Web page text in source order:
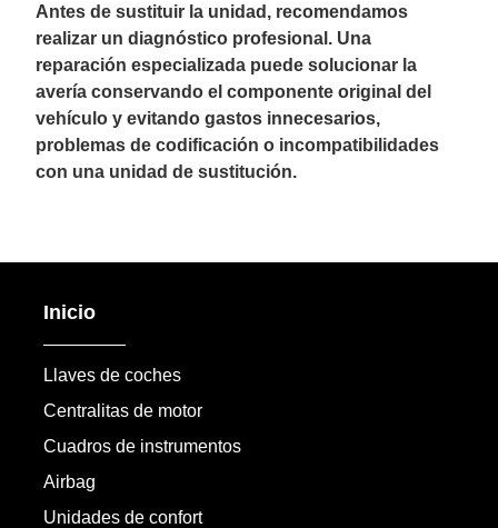
Antes de sustituir la unidad, recomendamos
realizar un diagnóstico profesional. Una
reparación especializada puede solucionar la
avería conservando el componente original del
vehículo y evitando gastos innecesarios,
problemas de codificación o incompatibilidades
con una unidad de sustitución.
Inicio
Llaves de coches
Centralitas de motor
Cuadros de instrumentos
Airbag
Unidades de confort